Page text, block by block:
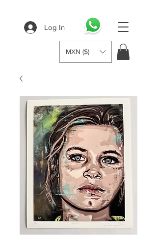
MXN ($)
Log In